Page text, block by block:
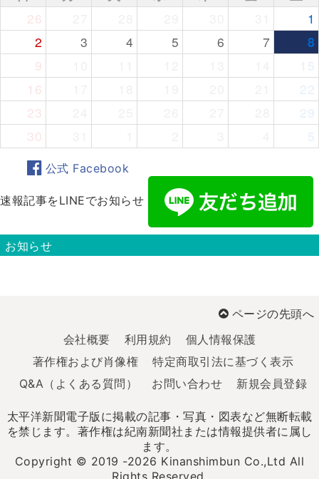
26
1
2
3 4 5 6 7
8
9
15
16
22
23
29
30
5
公式 Facebook
速報記事をLINEでお知らせ
お知らせ
ページの先頭へ
会社概要
利用規約
個人情報保護
著作権および肖像権
特定商取引法に基づく表示
Q&A（よくある質問）
お問い合わせ 新規会員登録
太平洋新聞電子版に掲載の記事・写真・図表など無断転載
を禁じます。著作権は紀南新聞社または情報提供者に属し
ます。
Copyright © 2019 -2026 Kinanshimbun Co.,Ltd All